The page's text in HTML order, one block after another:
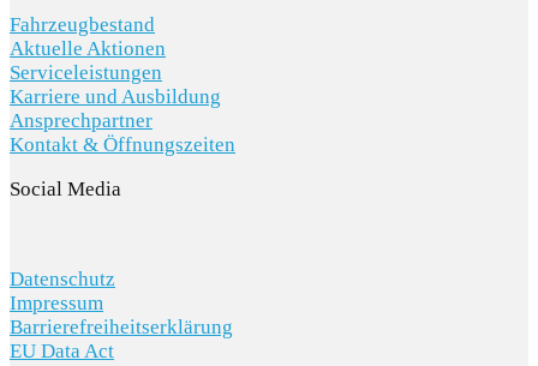
Fahrzeugbestand
Aktuelle Aktionen
Serviceleistungen
Karriere und Ausbildung
Ansprechpartner
Kontakt & Öffnungszeiten
Social Media
Datenschutz
Impressum
Barrierefreiheitserklärung
EU Data Act